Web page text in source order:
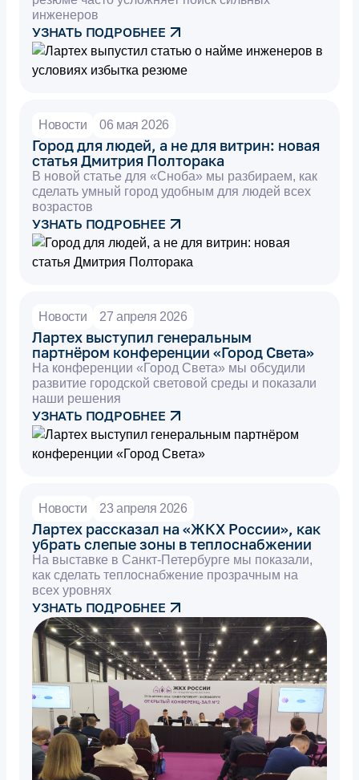
инженеров
УЗНАТЬ ПОДРОБНЕЕ
Новости 06 мая 2026
Город для людей, а не для витрин: новая
статья Дмитрия Полторака
В новой статье для «Сноба» мы разбираем, как
сделать умный город удобным для людей всех
возрастов
УЗНАТЬ ПОДРОБНЕЕ
Новости 27 апреля 2026
Лартех выступил генеральным
партнёром конференции «Город Света»
На конференции «Город Света» мы обсудили
развитие городской световой среды и показали
наши решения
УЗНАТЬ ПОДРОБНЕЕ
Новости 23 апреля 2026
Лартех рассказал на «ЖКХ России», как
убрать слепые зоны в теплоснабжении
На выставке в Санкт-Петербурге мы показали,
как сделать теплоснабжение прозрачным на
всех уровнях
УЗНАТЬ ПОДРОБНЕЕ